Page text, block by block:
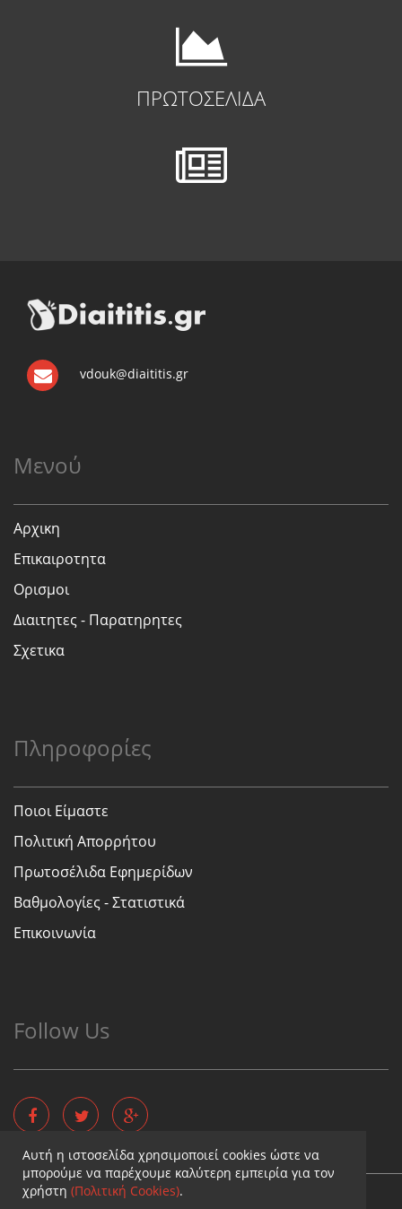
ΠΡΩΤΟΣΕΛΙΔΑ
vdouk@diaititis.gr
Μενού
Αρχικη
Επικαιροτητα
Ορισμοι
Διαιτητες - Παρατηρητες
Σχετικα
Πληροφορίες
Ποιοι Είμαστε
Πολιτική Απορρήτου
Πρωτοσέλιδα Εφημερίδων
Βαθμολογίες - Στατιστικά
Επικοινωνία
Follow Us
Copyright © - Diaititis.gr - All Rights Reserved.
Αυτή η ιστοσελίδα χρησιμοποιεί cookies ώστε να
μπορούμε να παρέχουμε καλύτερη εμπειρία για τον
χρήστη (Πολιτική Cookies).